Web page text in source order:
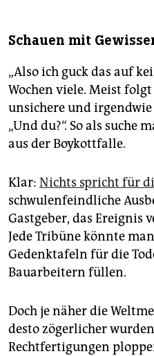
Schauen mit
„Also ich guck das auf
Wochen viele. Meist
unsichere und
„Und du?“. So als suche
aus der Boykottfalle.
Klar: Nichts spricht für
schwulenfeindliche
Gastgeber, das Ereignis
Jede Tribüne könnte
Gedenktafeln für die
Bauarbeitern füllen.
Doch je näher die
desto zögerlicher
Rechtfertigungen